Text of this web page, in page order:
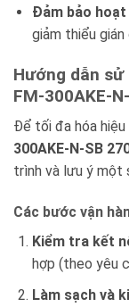
Đảm bảo
giảm thiểu
Hướng dẫn
FM-300AKE-
Để tối đa hóa hiệu
300AKE-N-SB
trình và lưu ý một
Các bước vận
Kiểm tra kết
hợp (theo yêu
Làm sạch và